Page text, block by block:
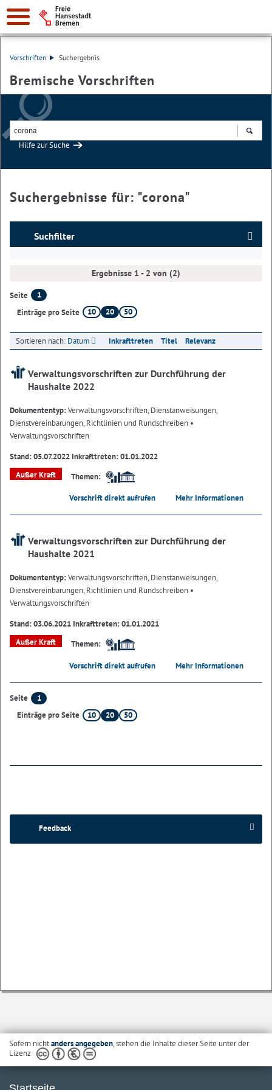
Vorschriften Suchergebnis
Bremische Vorschriften
Hilfe zur Suche
Suchergebnisse für: "corona"
Suchfilter
Ergebnisse 1 - 2 von (2)
Seite
1
Einträge pro Seite
10 20 50
Sortieren nach: Datum Inkrafttreten Titel Relevanz
Verwaltungsvorschriften zur Durchführung der
Haushalte 2022
Dokumententyp:Verwaltungsvorschriften, Dienstanweisungen,
Dienstvereinbarungen, Richtlinien und Rundschreiben •
Verwaltungsvorschriften
Stand: 05.07.2022 Inkrafttreten: 01.01.2022
Außer Kraft
Themen:
Vorschrift direkt aufrufen Mehr Informationen
Verwaltungsvorschriften zur Durchführung der
Haushalte 2021
Dokumententyp:Verwaltungsvorschriften, Dienstanweisungen,
Dienstvereinbarungen, Richtlinien und Rundschreiben •
Verwaltungsvorschriften
Stand: 03.06.2021 Inkrafttreten: 01.01.2021
Außer Kraft
Themen:
Vorschrift direkt aufrufen Mehr Informationen
Seite
1
Einträge pro Seite
10 20 50
Feedback
Sofern nichtanders angegeben, stehen die Inhalte dieser Seite unter der
Lizenz